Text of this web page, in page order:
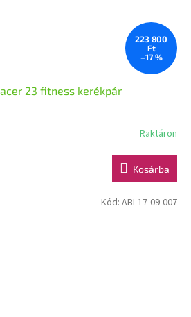
223 800
Ft
–17 %
23 fitness kerékpár
Raktáron
Kosárba
Kód: ABI-17-09-007